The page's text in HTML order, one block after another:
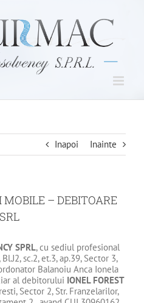
Inapoi Inainte
– DEBITOARE
SPRL, cu sediul profesional
sc.2, et.3, ap.39, Sector 3,
Balanoiu Anca Ionela
al debitorului IONEL FOREST
Sector 2, Str. Franzelarilor,